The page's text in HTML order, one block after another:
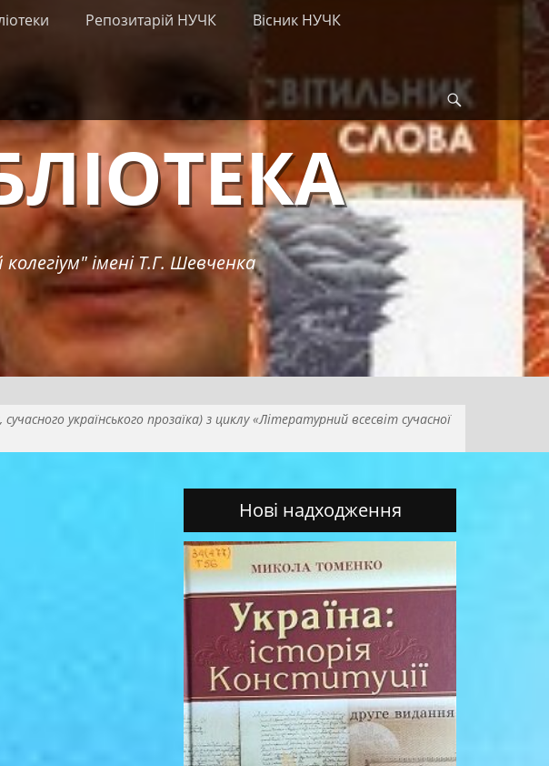
Репозитарій НУЧК
Вісник НУЧК
Search
імені Т.Г. Шевченка
українського прозаїка) з циклу «Літературний всесвіт сучасної
Нові надходження